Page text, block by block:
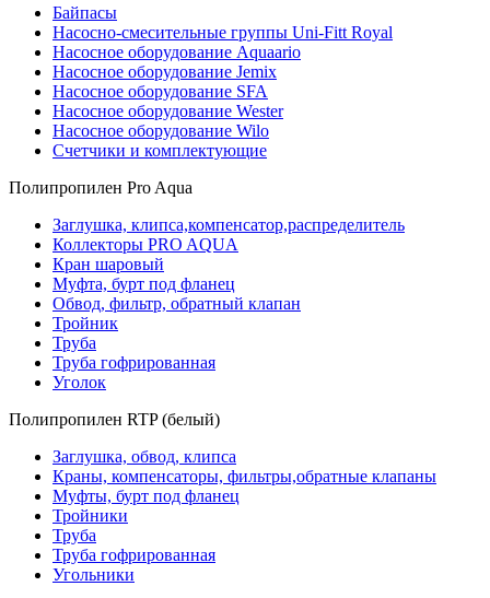
Байпасы
Насосно-смесительные группы Uni-Fitt Royal
Насосное оборудование Aquaario
Насосное оборудование Jemix
Насосное оборудование SFA
Насосное оборудование Wester
Насосное оборудование Wilo
Счетчики и комплектующие
Полипропилен Pro Aqua
Заглушка, клипса,компенсатор,распределитель
Коллекторы PRO AQUA
Кран шаровый
Муфта, бурт под фланец
Обвод, фильтр, обратный клапан
Тройник
Труба
Труба гофрированная
Уголок
Полипропилен RTP (белый)
Заглушка, обвод, клипса
Краны, компенсаторы, фильтры,обратные клапаны
Муфты, бурт под фланец
Тройники
Труба
Труба гофрированная
Угольники